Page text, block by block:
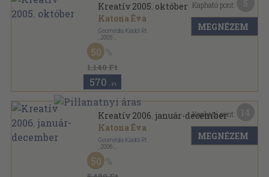
Kreatív 2005. október
Katona Éva
Geomédia Kiadói Rt.
2005
Ragasztott papírkötés
Kreatív sorozat
1.140 Ft
50
570 ,-Ft
Kapható pont:
MEGNÉZEM
Kreatív 2006. január-december
Katona Éva
Geomédia Kiadói Rt.
2006
Ragasztott papírkötés
Kreatív sorozat
50
Kapható pont:
MEGNÉZEM